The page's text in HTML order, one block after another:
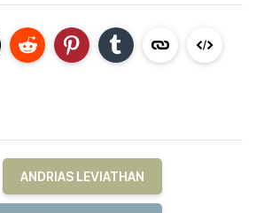
ANDRIAS LEVIATHAN